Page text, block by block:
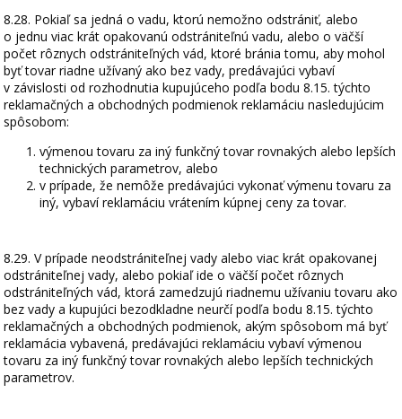
8.28. Pokiaľ sa jedná o vadu, ktorú nemožno odstrániť, alebo
o jednu viac krát opakovanú odstrániteľnú vadu, alebo o väčší
počet rôznych odstrániteľných vád, ktoré bránia tomu, aby mohol
byť tovar riadne užívaný ako bez vady, predávajúci vybaví
v závislosti od rozhodnutia kupujúceho podľa bodu 8.15. týchto
reklamačných a obchodných podmienok reklamáciu nasledujúcim
spôsobom:
výmenou tovaru za iný funkčný tovar rovnakých alebo lepších
technických parametrov, alebo
v prípade, že nemôže predávajúci vykonať výmenu tovaru za
iný, vybaví reklamáciu vrátením kúpnej ceny za tovar.
8.29. V prípade neodstrániteľnej vady alebo viac krát opakovanej
odstrániteľnej vady, alebo pokiaľ ide o väčší počet rôznych
odstrániteľných vád, ktorá zamedzujú riadnemu užívaniu tovaru ako
bez vady a kupujúci bezodkladne neurčí podľa bodu 8.15. týchto
reklamačných a obchodných podmienok, akým spôsobom má byť
reklamácia vybavená, predávajúci reklamáciu vybaví výmenou
tovaru za iný funkčný tovar rovnakých alebo lepších technických
parametrov.